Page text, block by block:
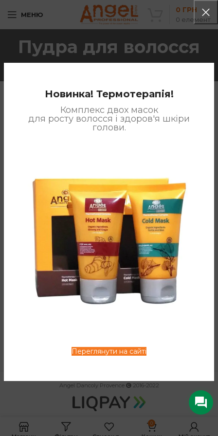
Новинка! Термотерапія!
Комплекс двох масок
для росту волосся і здоров'я шкіри
голови.
Переглянути на сайті
МЕНЮ
0 елемент
0 ГРН
Пудра для волосся
Товари з позначками “Пудра для волосся”
КАТАЛОГ
Angel Dancoly Provence 2016-2022
0